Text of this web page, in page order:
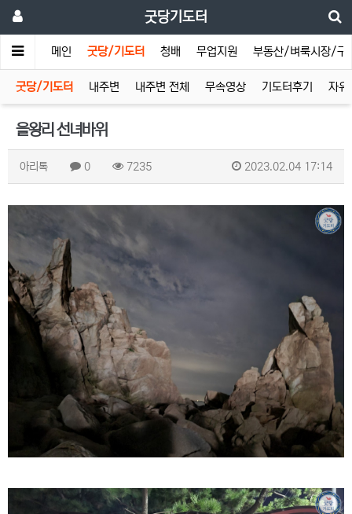
굿당기도터
메인 굿당/기도터 청배 무업지원 부동산/벼룩시장/구
굿당/기도터 내주변 내주변 전체 무속영상 기도터후기 자유
을왕리 선녀바위
아리톡 0 7235 2023.02.04 17:14